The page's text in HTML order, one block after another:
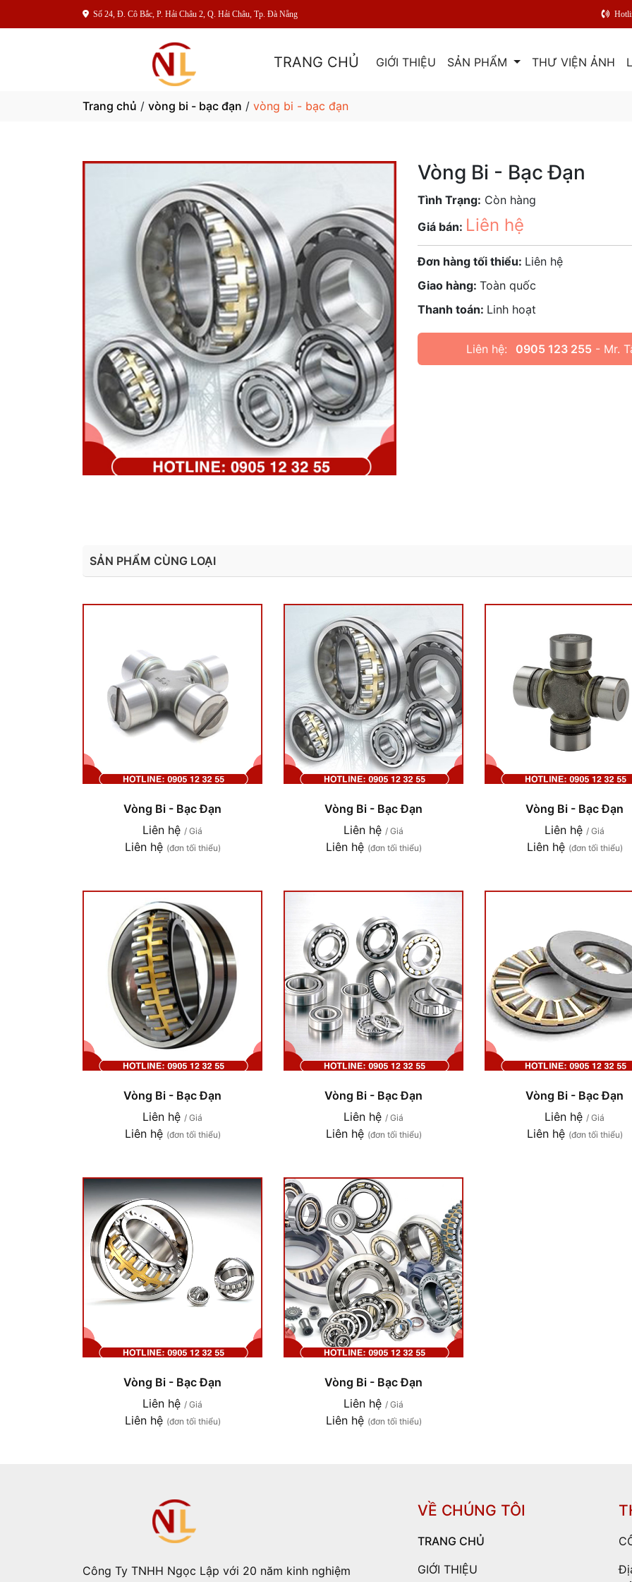
Số 24, Đ. Cô Bắc, P. Hải Châu 2, Q. Hải Châu, Tp. Đà Nẵng
TRANG CHỦ GIỚI THIỆU SẢN PHẨM THƯ VIỆN ẢNH
Trang chủ / vòng bi - bạc đạn / vòng bi - bạc đạn
Vòng Bi - Bạc Đạn
Tình Trạng: Còn hàng
Giá bán: Liên hệ
Đơn hàng tối thiểu: Liên hệ
Giao hàng: Toàn quốc
Thanh toán: Linh hoạt
Liên hệ: 0905 123 255 - Mr.
SẢN PHẨM CÙNG LOẠI
Vòng Bi - Bạc Đạn
Liên hệ / Giá
Liên hệ (đơn tối thiểu)
Vòng Bi - Bạc Đạn
Liên hệ / Giá
Liên hệ (đơn tối thiểu)
Vòng Bi - Bạc Đạn
Liên hệ / Giá
Liên hệ (đơn tối thiểu)
Vòng Bi - Bạc Đạn
Liên hệ / Giá
Liên hệ (đơn tối thiểu)
Vòng Bi - Bạc Đạn
Liên hệ / Giá
Liên hệ (đơn tối thiểu)
Vòng Bi - Bạc Đạn
Liên hệ / Giá
Liên hệ (đơn tối thiểu)
Vòng Bi - Bạc Đạn
Liên hệ / Giá
Liên hệ (đơn tối thiểu)
Vòng Bi - Bạc Đạn
Liên hệ / Giá
Liên hệ (đơn tối thiểu)
Công Ty TNHH Ngọc Lập với 20 năm kinh nghiệm
VỀ CHÚNG TÔI
TRANG CHỦ
GIỚI THIỆU